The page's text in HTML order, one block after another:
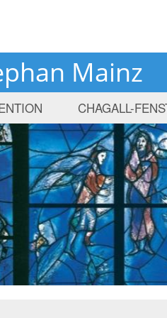
Mainz
CHAGALL-